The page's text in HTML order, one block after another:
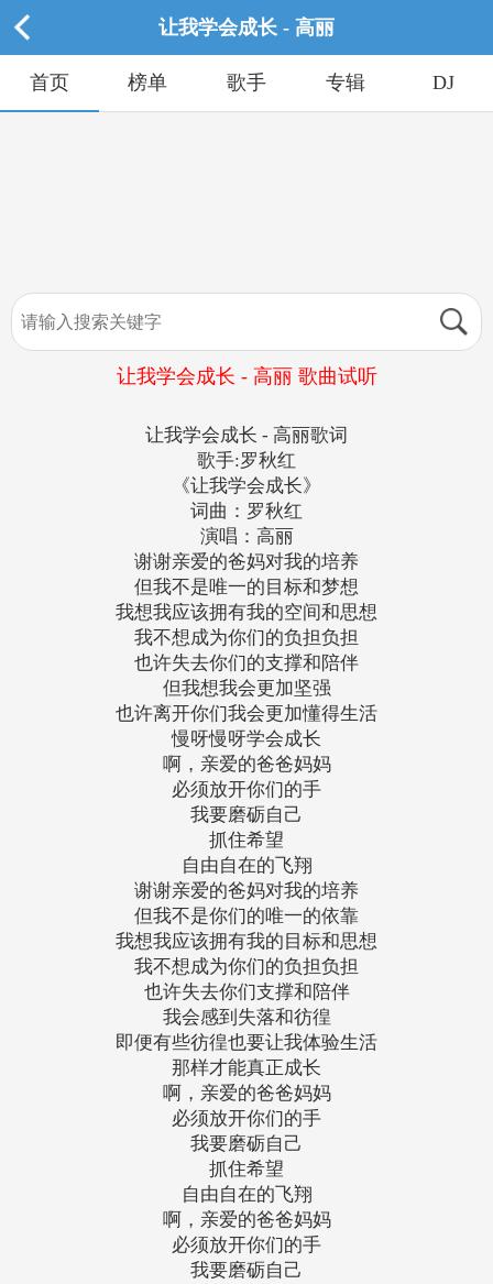
让我学会成长 - 高丽
首页 榜单 歌手 专辑 DJ
让我学会成长 - 高丽 歌曲试听
让我学会成长 - 高丽歌词
歌手:罗秋红
《让我学会成长》
词曲：罗秋红
演唱：高丽
谢谢亲爱的爸妈对我的培养
但我不是唯一的目标和梦想
我想我应该拥有我的空间和思想
我不想成为你们的负担负担
也许失去你们的支撑和陪伴
但我想我会更加坚强
也许离开你们我会更加懂得生活
慢呀慢呀学会成长
啊，亲爱的爸爸妈妈
必须放开你们的手
我要磨砺自己
抓住希望
自由自在的飞翔
谢谢亲爱的爸妈对我的培养
但我不是你们的唯一的依靠
我想我应该拥有我的目标和思想
我不想成为你们的负担负担
也许失去你们支撑和陪伴
我会感到失落和彷徨
即便有些彷徨也要让我体验生活
那样才能真正成长
啊，亲爱的爸爸妈妈
必须放开你们的手
我要磨砺自己
抓住希望
自由自在的飞翔
啊，亲爱的爸爸妈妈
必须放开你们的手
我要磨砺自己